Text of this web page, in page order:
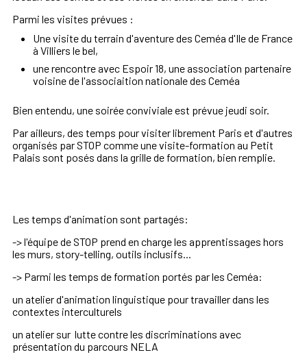
Parmi les visites prévues :
Une visite du terrain d'aventure des Ceméa d'Ile de France
à Villiers le bel,
une rencontre avec Espoir 18, une association partenaire
voisine de l'associaition nationale des Ceméa
Bien entendu, une soirée conviviale est prévue jeudi soir.
Par ailleurs, des temps pour visiter librement Paris et d'autres
organisés par STOP comme une visite-formation au Petit
Palais sont posés dans la grille de formation, bien remplie.
Les temps d'animation sont partagés:
-> l'équipe de STOP prend en charge les apprentissages hors
les murs, story-telling, outils inclusifs...
-> Parmi les temps de formation portés par les Ceméa:
un atelier d'animation linguistique pour travailler dans les
contextes interculturels
un atelier sur lutte contre les discriminations avec
présentation du parcours NELA